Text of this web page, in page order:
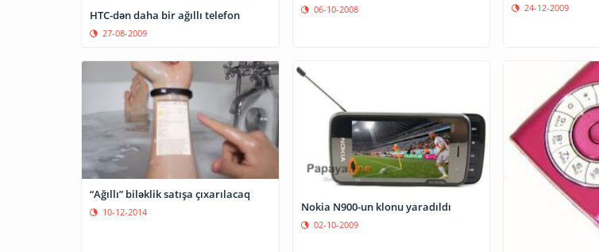
HTC-dən daha bir ağıllı telefon
27-08-2009
06-10-2008 24-12-2009
“Ağıllı” biləklik satışa çıxarılacaq
10-12-2014 Nokia N900-un klonu yaradıldı
02-10-2009